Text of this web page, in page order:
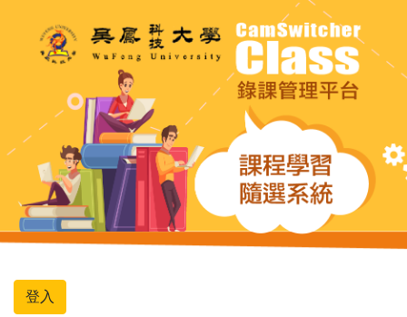
登入